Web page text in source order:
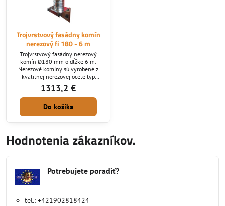
Trojvrstvový fasádny komín
nerezový fi 180 - 6 m
Trojvrstvový fasádny nerezový
komín Ø180 mm o dĺžke 6 m.
Nerezové komíny sú vyrobené z
kvalitnej nerezovej ocele typ
1.4404 o hrúbke 0,6 mm a hrúbka
izolácie je 5 cm. Nerezové
izolované komíny sú obľúbené pre
svoj vzhľad, kvalitu a bezpečnosť a
rodinných domov, tak u
nie je technicky možné a esteticky
vhodné postaviť murovaný
1313,2 €
Do košíka
Hodnotenia zákazníkov.
Potrebujete poradiť?
tel.: +421902818424